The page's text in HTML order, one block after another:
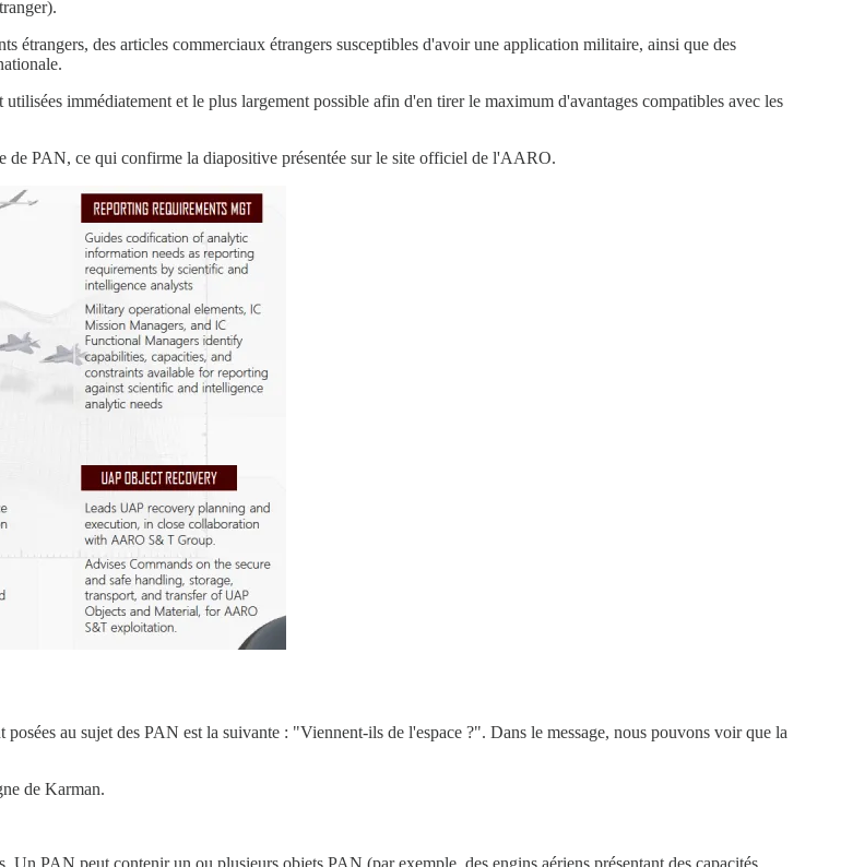
étrangers, des articles commerciaux étrangers susceptibles d'avoir une application militaire, ainsi que des
immédiatement et le plus largement possible afin d'en tirer le maximum d'avantages compatibles avec les
de PAN, ce qui confirme la diapositive présentée sur le site officiel de l'AARO.
au sujet des PAN est la suivante : "Viennent-ils de l'espace ?". Dans le message, nous pouvons voir que la
de Karman.
PAN peut contenir un ou plusieurs objets PAN (par exemple, des engins aériens présentant des capacités